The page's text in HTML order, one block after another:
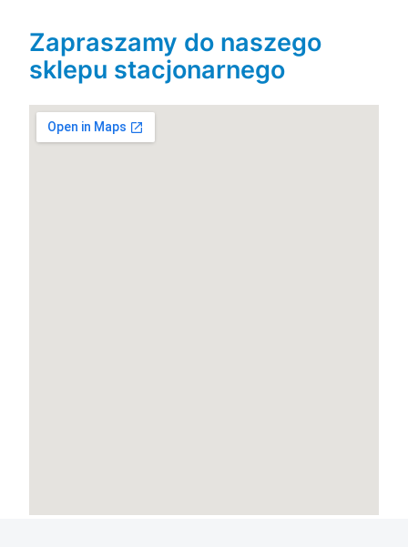
Zapraszamy do naszego
sklepu stacjonarnego